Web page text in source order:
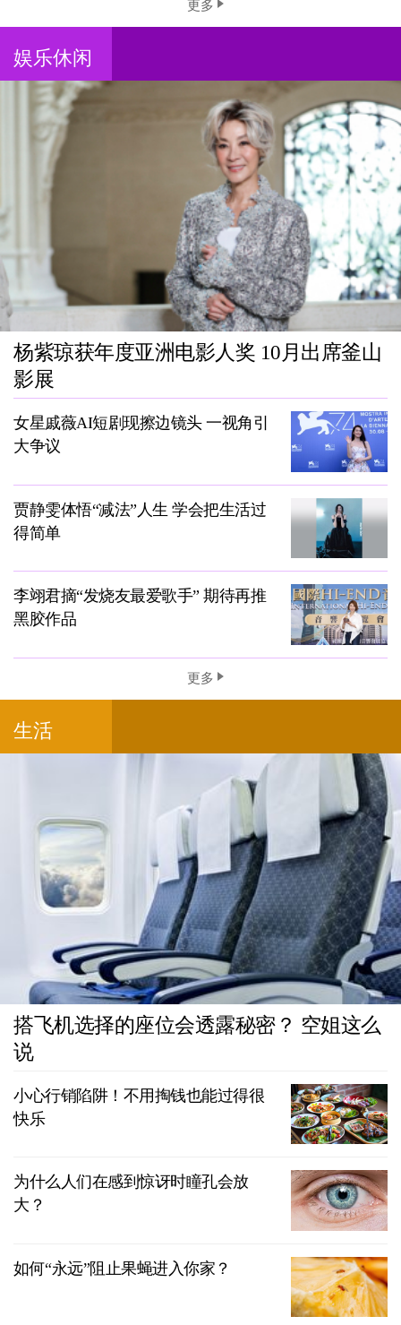
更多
娱乐休闲
杨紫琼获年度亚洲电影人奖 10月出席釜山
影展
女星戚薇AI短剧现擦边镜头 一视角引
大争议
贾静雯体悟“减法”人生 学会把生活过
得简单
李翊君摘“发烧友最爱歌手” 期待再推
黑胶作品
更多
生活
搭飞机选择的座位会透露秘密？ 空姐这么
说
小心行销陷阱！不用掏钱也能过得很
快乐
为什么人们在感到惊讶时瞳孔会放
大？
如何“永远”阻止果蝇进入你家？